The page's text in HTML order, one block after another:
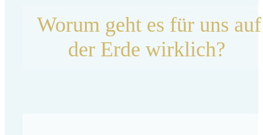
Worum geht es für uns auf
der Erde wirklich?